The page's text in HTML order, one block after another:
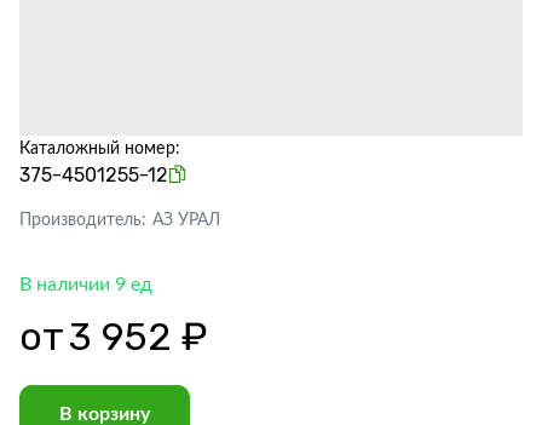
Каталожный номер:
375-4501255-12
Производитель: АЗ УРАЛ
В наличии 9 ед
от3 952 ₽
В корзину